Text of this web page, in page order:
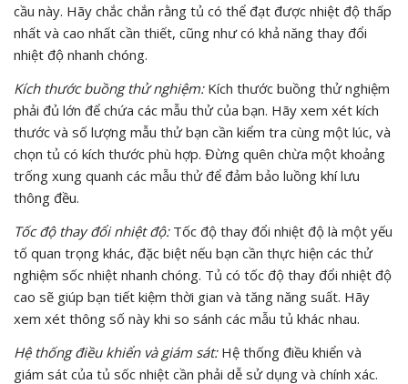
cầu này. Hãy chắc chắn rằng tủ có thể đạt được nhiệt độ thấp
nhất và cao nhất cần thiết, cũng như có khả năng thay đổi
nhiệt độ nhanh chóng.
Kích thước buồng thử nghiệm:Kích thước buồng thử nghiệm
phải đủ lớn để chứa các mẫu thử của bạn. Hãy xem xét kích
thước và số lượng mẫu thử bạn cần kiểm tra cùng một lúc, và
chọn tủ có kích thước phù hợp. Đừng quên chừa một khoảng
trống xung quanh các mẫu thử để đảm bảo luồng khí lưu
thông đều.
Tốc độ thay đổi nhiệt độ:Tốc độ thay đổi nhiệt độ là một yếu
tố quan trọng khác, đặc biệt nếu bạn cần thực hiện các thử
nghiệm sốc nhiệt nhanh chóng. Tủ có tốc độ thay đổi nhiệt độ
cao sẽ giúp bạn tiết kiệm thời gian và tăng năng suất. Hãy
xem xét thông số này khi so sánh các mẫu tủ khác nhau.
Hệ thống điều khiển và giám sát:Hệ thống điều khiển và
giám sát của tủ sốc nhiệt cần phải dễ sử dụng và chính xác.